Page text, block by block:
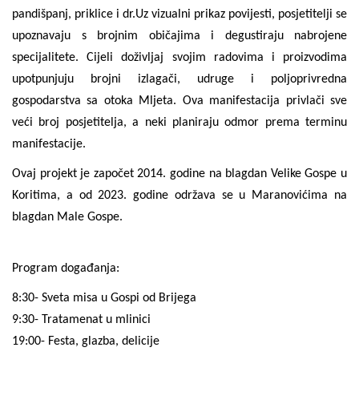
pandišpanj, priklice i dr.Uz vizualni prikaz povijesti, posjetitelji se
upoznavaju s brojnim običajima i degustiraju nabrojene
specijalitete. Cijeli doživljaj svojim radovima i proizvodima
upotpunjuju brojni izlagači, udruge i poljoprivredna
gospodarstva sa otoka Mljeta. Ova manifestacija privlači sve
veći broj posjetitelja, a neki planiraju odmor prema terminu
manifestacije.
Ovaj projekt je započet 2014. godine na blagdan Velike Gospe u
Koritima, a od 2023. godine održava se u Maranovićima na
blagdan Male Gospe.
Program događanja:
8:30- Sveta misa u Gospi od Brijega
9:30- Tratamenat u mlinici
19:00- Festa, glazba, delicije